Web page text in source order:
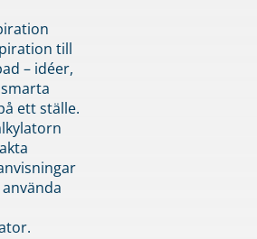
till
– idéer,
ett ställe.